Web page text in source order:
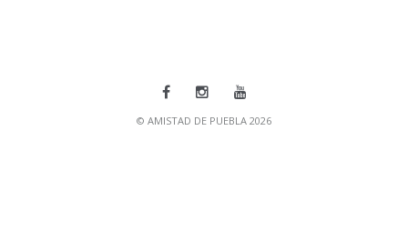
© AMISTAD DE PUEBLA 2026